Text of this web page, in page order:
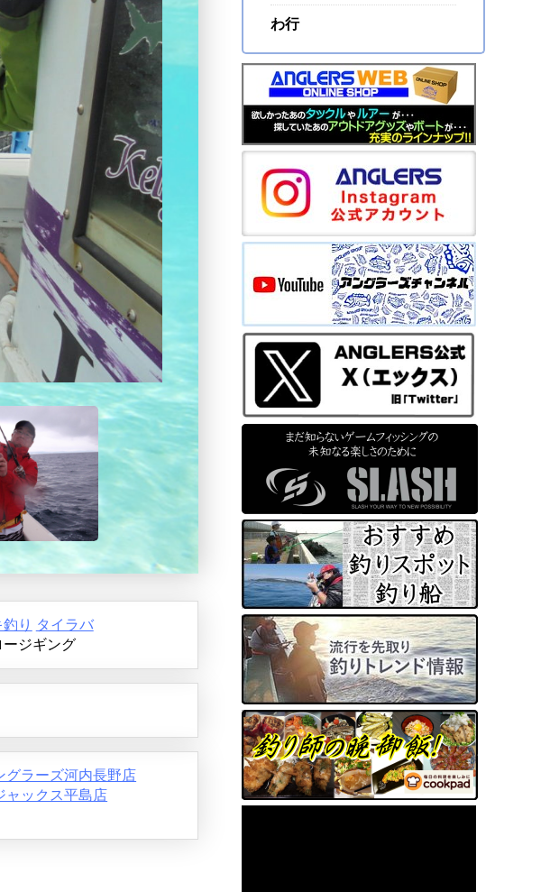
り タイラバ
ージギング
グラーズ河内長野店
ャックス平島店
わ行